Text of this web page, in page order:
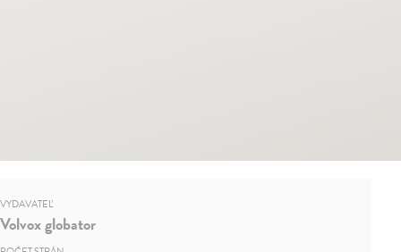
VYDAVATEĽ
Volvox globator